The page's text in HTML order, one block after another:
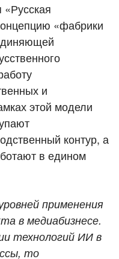
«Русская
«фабрики
и
этой модели
контур, а
в едином
применения
в медиабизнесе.
технологий ИИ в
то